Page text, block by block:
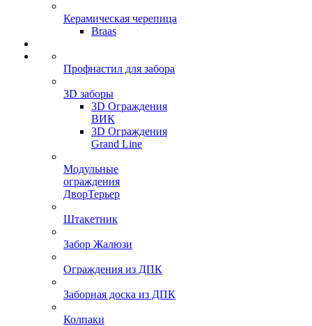
Керамическая черепица
Braas
Профнастил для забора
3D заборы
3D Ограждения
ВИК
3D Ограждения
Grand Line
Модульные
ограждения
ДворТерьер
Штакетник
Забор Жалюзи
Ограждения из ДПК
Заборная доска из ДПК
Колпаки